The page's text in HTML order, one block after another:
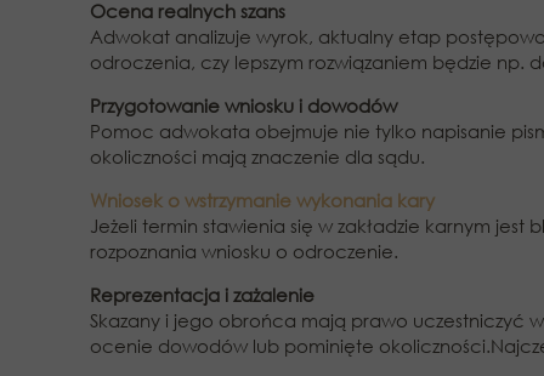
Ocena realnych szans
Adwokat analizuje wyrok, aktualny etap
odroczenia, czy lepszym rozwiązaniem będzie np.
Przygotowanie wniosku i dowodów
Pomoc adwokata obejmuje nie tylko napisanie
okoliczności mają znaczenie dla sądu.
Wniosek o wstrzymanie wykonania kary
Jeżeli termin stawienia się w zakładzie karnym
rozpoznania wniosku o odroczenie.
Reprezentacja i zażalenie
Skazany i jego obrońca mają prawo uczestniczyć
ocenie dowodów lub pominięte